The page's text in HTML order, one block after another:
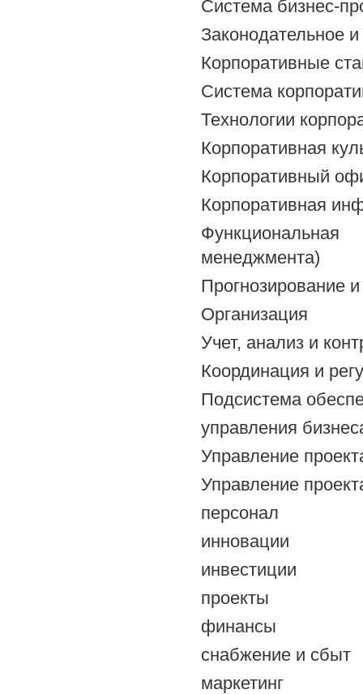
Система бизнес-
Законодательное
Корпоративные
Система
Технологии
Корпоративная
Корпоративный
Корпоративная
менеджмента)
Прогнозирование
Организация
Учет, анализ и
Координация и
Подсистема
управления
Управление
Управление
персонал
инновации
инвестиции
проекты
финансы
снабжение и сбыт
маркетинг